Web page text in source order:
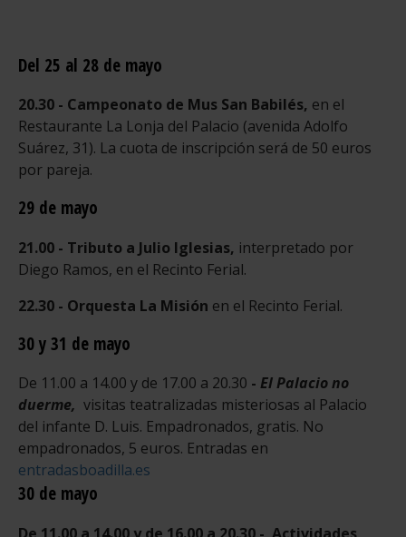
Del 25 al 28 de mayo
20.30 - Campeonato de Mus San Babilés, en el
Restaurante La Lonja del Palacio (avenida Adolfo
Suárez, 31). La cuota de inscripción será de 50 euros
por pareja.
29 de mayo
21.00 - Tributo a Julio Iglesias, interpretado por
Diego Ramos, en el Recinto Ferial.
22.30 - Orquesta La Misión en el Recinto Ferial.
30 y 31 de mayo
De 11.00 a 14.00 y de 17.00 a 20.30 - El Palacio no
duerme, visitas teatralizadas misteriosas al Palacio
del infante D. Luis. Empadronados, gratis. No
empadronados, 5 euros. Entradas en
entradasboadilla.es
30 de mayo